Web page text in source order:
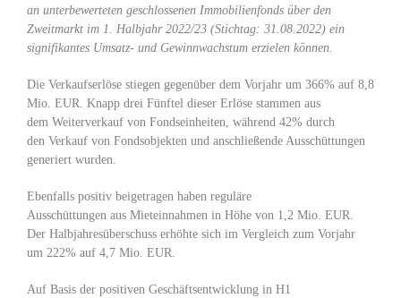
an unterbewerteten geschlossenen Immobilienfonds über den
Zweitmarkt im 1. Halbjahr 2022/23 (Stichtag: 31.08.2022) ein
signifikantes Umsatz- und Gewinnwachstum erzielen können.
Die Verkaufserlöse stiegen gegenüber dem Vorjahr um 366% auf 8,8
Mio. EUR. Knapp drei Fünftel dieser Erlöse stammen aus
dem Weiterverkauf von Fondseinheiten, während 42% durch
den Verkauf von Fondsobjekten und anschließende Ausschüttungen
generiert wurden.
Ebenfalls positiv beigetragen haben reguläre
Ausschüttungen aus Mieteinnahmen in Höhe von 1,2 Mio. EUR.
Der Halbjahresüberschuss erhöhte sich im Vergleich zum Vorjahr
um 222% auf 4,7 Mio. EUR.
Auf Basis der positiven Geschäftsentwicklung in H1